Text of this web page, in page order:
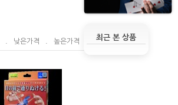
최근 본 상품
낮은가격 높은가격